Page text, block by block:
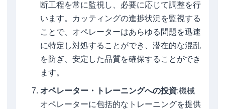
断工程を常に監視し、必要に応じて調整を行
います。カッティングの進捗状況を監視する
ことで、オペレーターはあらゆる問題を迅速
に特定し対処することができ、潜在的な混乱
を防ぎ、安定した品質を確保することができ
ます。
オペレーター・トレーニングへの投資:機械
オペレーターに包括的なトレーニングを提供